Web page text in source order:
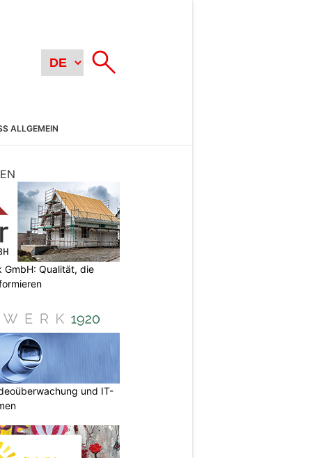
ALLGEMEIN
GmbH: Qualität, die
und IT-